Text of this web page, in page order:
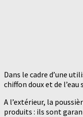
Dans le cadre d’une
chiffon doux et de
A l’extérieur, la
produits : ils sont